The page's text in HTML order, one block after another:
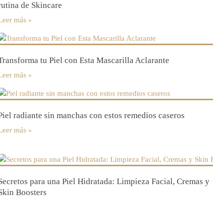
de Skincare
más
tu Piel con Esta Mascarilla Aclarante
más
radiante sin manchas con estos remedios caseros
más
para una Piel Hidratada: Limpieza Facial, Cremas y
Boosters